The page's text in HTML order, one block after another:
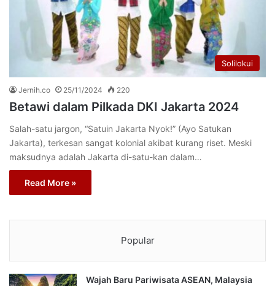
Solilokui
Jernih.co 25/11/2024 220
Betawi dalam Pilkada DKI Jakarta 2024
Salah-satu jargon, “Satuin Jakarta Nyok!” (Ayo Satukan
Jakarta), terkesan sangat kolonial akibat kurang riset. Meski
maksudnya adalah Jakarta di-satu-kan dalam…
Read More »
Popular
Wajah Baru Pariwisata ASEAN, Malaysia